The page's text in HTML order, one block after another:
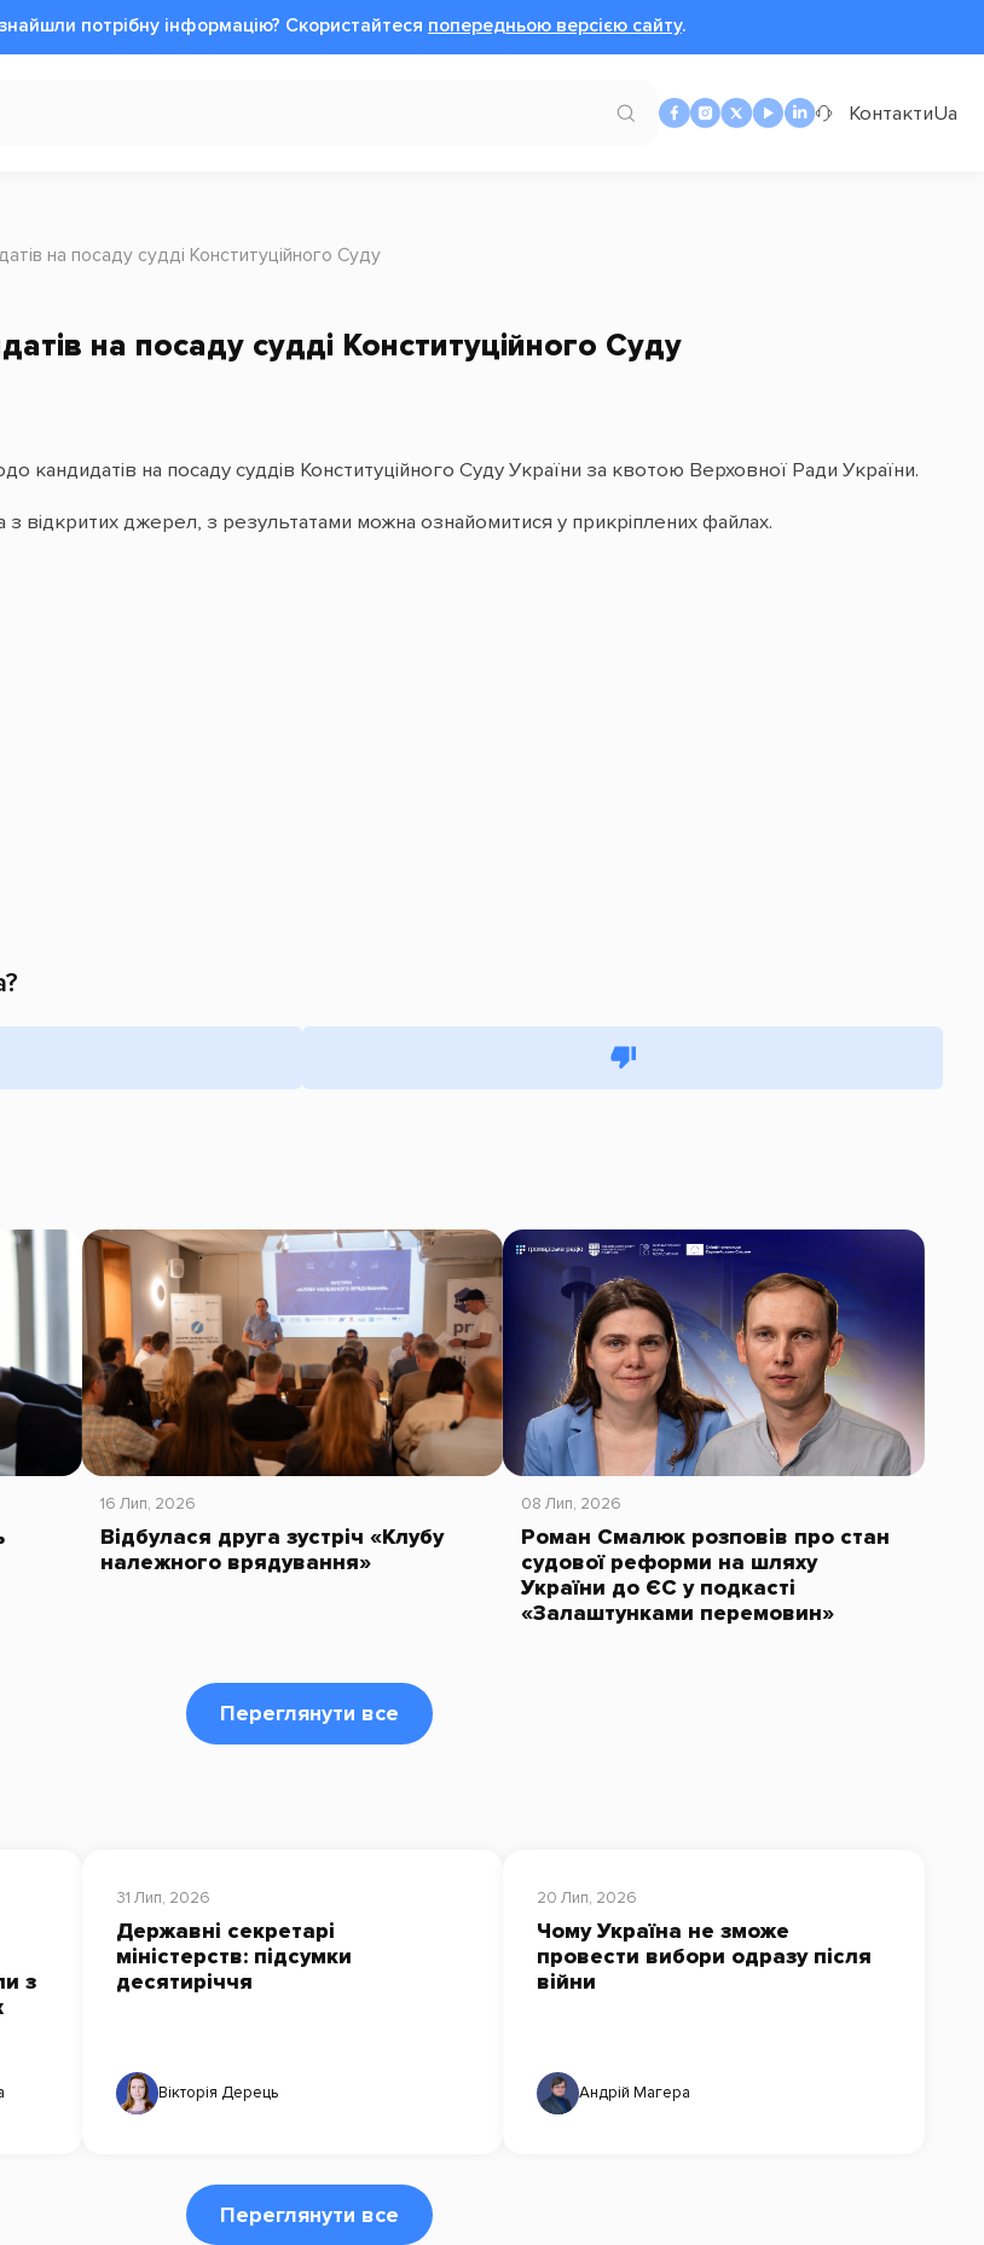
потрібну інформацію? Cкористайтеся попередньою версією сайту.
КонтактиUa
на посаду судді Конституційного Суду
на посаду судді Конституційного Суду
кандидатів на посаду суддів Конституційного Суду України за квотою Верховної Ради України.
з відкритих джерел, з результатами можна ознайомитися у прикріплених файлах.
16 Лип, 2026
Відбулася друга зустріч «Клубу
належного врядування»
08 Лип, 2026
Роман Смалюк розповів про стан
судової реформи на шляху
України до ЄС у подкасті
«Залаштунками перемовин»
Переглянути все
з
31 Лип, 2026
Державні секретарі
міністерств: підсумки
десятиріччя
Вікторія Дерець
20 Лип, 2026
Чому Україна не зможе
провести вибори одразу після
війни
Андрій Магера
Переглянути все